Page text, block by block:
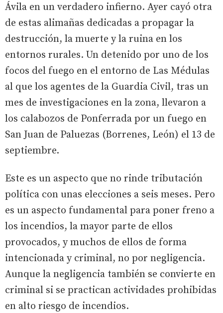
Ávila en un verdadero infierno. Ayer cayó otra
de estas alimañas dedicadas a propagar la
destrucción, la muerte y la ruina en los
entornos rurales. Un detenido por uno de los
focos del fuego en el entorno de Las Médulas
al que los agentes de la Guardia Civil, tras un
mes de investigaciones en la zona, llevaron a
los calabozos de Ponferrada por un fuego en
San Juan de Paluezas (Borrenes, León) el 13 de
septiembre.
Este es un aspecto que no rinde tributación
política con unas elecciones a seis meses. Pero
es un aspecto fundamental para poner freno a
los incendios, la mayor parte de ellos
provocados, y muchos de ellos de forma
intencionada y criminal, no por negligencia.
Aunque la negligencia también se convierte en
criminal si se practican actividades prohibidas
en alto riesgo de incendios.